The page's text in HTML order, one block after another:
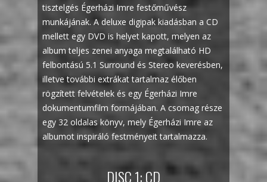
tisztelgés Égerházi Imre festőművész
munkájának. A deluxe digipak kiadásban a CD
mellett egy DVD is helyet kapott, melyen az
album teljes zenei anyaga megtalálható HD
felbontású 5.1 Surround és Stereo keverésben,
illetve további extrákat tartalmaz élőben
rögzített felvételek és egy Égerházi Imre
dokumentumfilm formájában. A csomag része
egy 32 oldalas könyv, mely Égerházi Imre az
albumot inspiráló festményeit tartalmazza.
DISC 1: CD